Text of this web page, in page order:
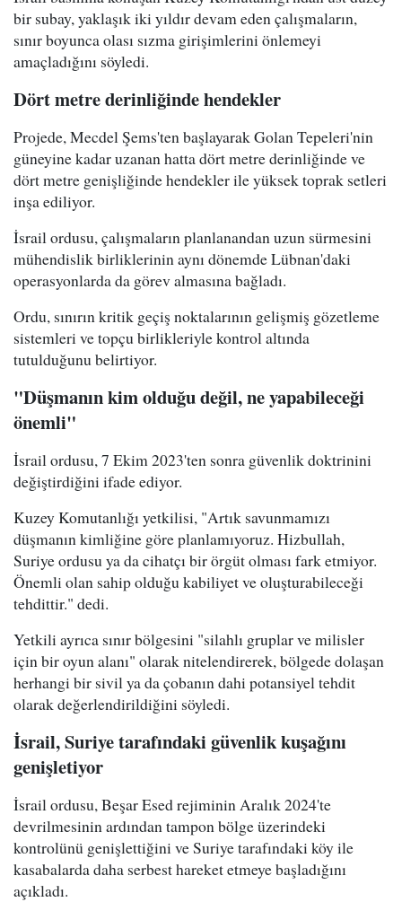
bir subay, yaklaşık iki yıldır devam eden çalışmaların,
sınır boyunca olası sızma girişimlerini önlemeyi
amaçladığını söyledi.
Dört metre derinliğinde hendekler
Projede, Mecdel Şems'ten başlayarak Golan Tepeleri'nin
güneyine kadar uzanan hatta dört metre derinliğinde ve
dört metre genişliğinde hendekler ile yüksek toprak setleri
inşa ediliyor.
İsrail ordusu, çalışmaların planlanandan uzun sürmesini
mühendislik birliklerinin aynı dönemde Lübnan'daki
operasyonlarda da görev almasına bağladı.
Ordu, sınırın kritik geçiş noktalarının gelişmiş gözetleme
sistemleri ve topçu birlikleriyle kontrol altında
tutulduğunu belirtiyor.
"Düşmanın kim olduğu değil, ne yapabileceği
önemli"
İsrail ordusu, 7 Ekim 2023'ten sonra güvenlik doktrinini
değiştirdiğini ifade ediyor.
Kuzey Komutanlığı yetkilisi, "Artık savunmamızı
düşmanın kimliğine göre planlamıyoruz. Hizbullah,
Suriye ordusu ya da cihatçı bir örgüt olması fark etmiyor.
Önemli olan sahip olduğu kabiliyet ve oluşturabileceği
tehdittir." dedi.
Yetkili ayrıca sınır bölgesini "silahlı gruplar ve milisler
için bir oyun alanı" olarak nitelendirerek, bölgede dolaşan
herhangi bir sivil ya da çobanın dahi potansiyel tehdit
olarak değerlendirildiğini söyledi.
İsrail, Suriye tarafındaki güvenlik kuşağını
genişletiyor
İsrail ordusu, Beşar Esed rejiminin Aralık 2024'te
devrilmesinin ardından tampon bölge üzerindeki
kontrolünü genişlettiğini ve Suriye tarafındaki köy ile
kasabalarda daha serbest hareket etmeye başladığını
açıkladı.